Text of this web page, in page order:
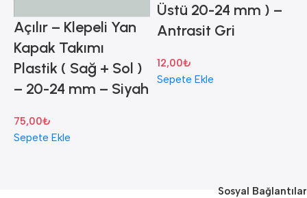
Açılır – Klepeli Yan
Kapak Takımı
Plastik ( Sağ + Sol )
– 20-24 mm – Siyah
75,00₺
Sepete Ekle
Üstü 20-24 mm ) –
Antrasit Gri
12,00₺
Sepete Ekle
Sosyal Bağlantılar